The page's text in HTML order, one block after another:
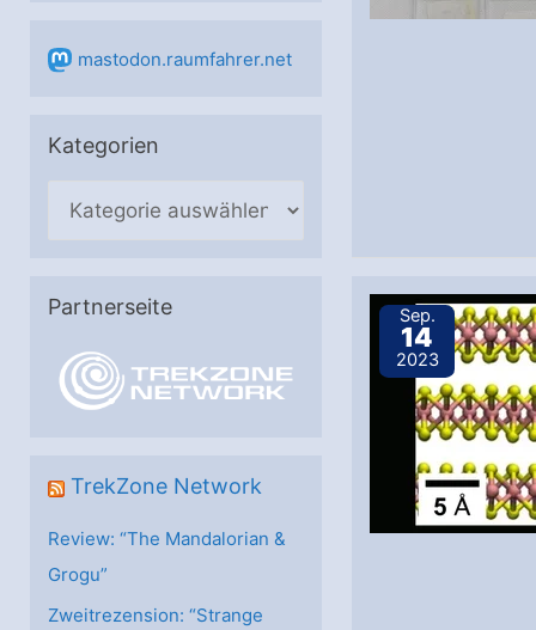
mastodon.raumfahrer.net
Kategorien
e
e
Partnerseite
TrekZone Network
Review: “The Mandalorian &
Grogu”
Zweitrezension: “Strange
Sep.
14
2023